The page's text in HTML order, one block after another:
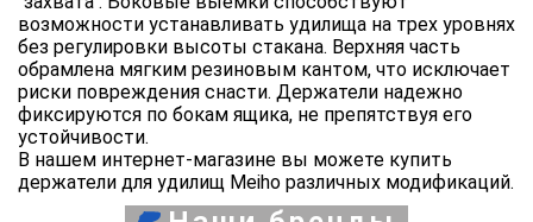
возможности устанавливать удилища на трех уровнях
без регулировки высоты стакана. Верхняя часть
обрамлена мягким резиновым кантом, что исключает
риски повреждения снасти. Держатели надежно
фиксируются по бокам ящика, не препятствуя его
устойчивости.
В нашем интернет-магазине вы можете купить
держатели для удилищ Meiho различных модификаций.